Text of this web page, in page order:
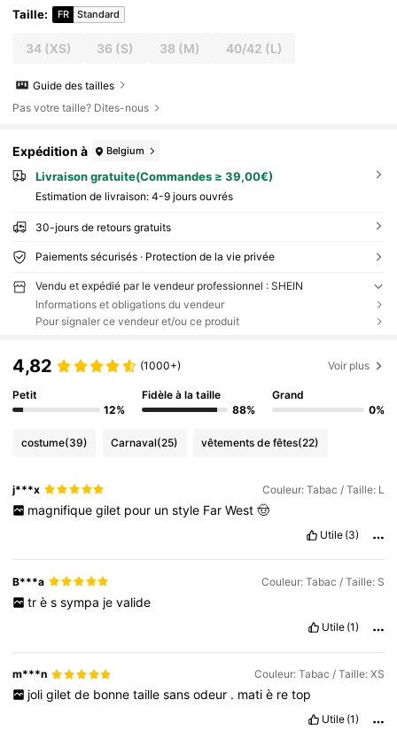
Taille: FR Standard
34(XS) 36 (S) 38 (M) 40/42 (L)
Guide des tailles
Pas votre taille? Dites-nous
Expédition à Belgium
Livraison gratuite(Commandes ≥ 39,00€)
Estimation de livraison: 4-9 jours ouvrés
30-jours de retours gratuits
Paiements sécurisés · Protection de la vie privée
Vendu et expédié par le vendeur professionnel : SHEIN
Informations et obligations du vendeur
Pour signaler ce vendeur et/ou ce produit
4,82 (1000+) Voir plus
Petit
12%
Fidèle à la taille
88%
Grand
0%
costume(39) Carnaval(25) vêtements de fêtes(22)
j***x Couleur: Tabac / Taille: L
magnifique gilet pour un style Far West 🤠
Utile (3)
B***a Couleur: Tabac / Taille: S
tr è s sympa je valide
Utile (1)
m***n Couleur: Tabac / Taille: XS
joli gilet de bonne taille sans odeur . mati è re top
Utile (1)